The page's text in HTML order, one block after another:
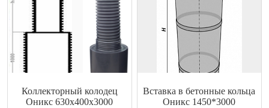
Коллекторный колодец
Оникс 630х400x3000
Вставка в бетонные кольца
Оникс 1450*3000